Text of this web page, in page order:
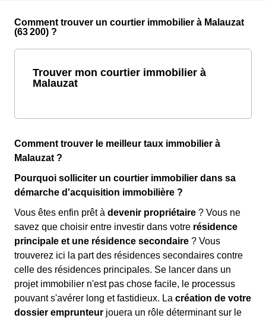
Comment trouver un courtier immobilier à Malauzat
(63 200) ?
Trouver mon courtier immobilier à
Malauzat
Comment trouver le meilleur taux immobilier à
Malauzat ?
Pourquoi solliciter un courtier immobilier dans sa
démarche d'acquisition immobilière ?
Vous êtes enfin prêt à devenir propriétaire ? Vous ne
savez que choisir entre investir dans votre résidence
principale et une résidence secondaire ? Vous
trouverez ici la part des résidences secondaires contre
celle des résidences principales. Se lancer dans un
projet immobilier n'est pas chose facile, le processus
pouvant s'avérer long et fastidieux. La création de votre
dossier emprunteur jouera un rôle déterminant sur le